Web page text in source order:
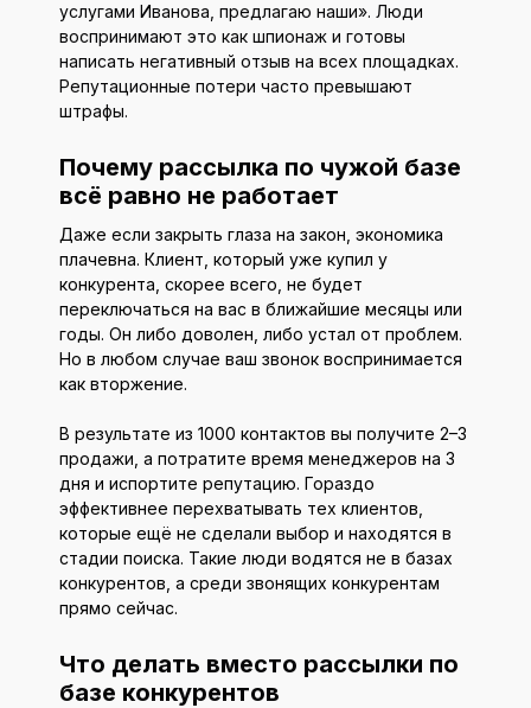
услугами Иванова, предлагаю наши». Люди
воспринимают это как шпионаж и готовы
написать негативный отзыв на всех площадках.
Репутационные потери часто превышают
штрафы.
Почему рассылка по чужой базе
всё равно не работает
Даже если закрыть глаза на закон, экономика
плачевна. Клиент, который уже купил у
конкурента, скорее всего, не будет
переключаться на вас в ближайшие месяцы или
годы. Он либо доволен, либо устал от проблем.
Но в любом случае ваш звонок воспринимается
как вторжение.
В результате из 1000 контактов вы получите 2–3
продажи, а потратите время менеджеров на 3
дня и испортите репутацию. Гораздо
эффективнее перехватывать тех клиентов,
которые ещё не сделали выбор и находятся в
стадии поиска. Такие люди водятся не в базах
конкурентов, а среди звонящих конкурентам
прямо сейчас.
Что делать вместо рассылки по
базе конкурентов